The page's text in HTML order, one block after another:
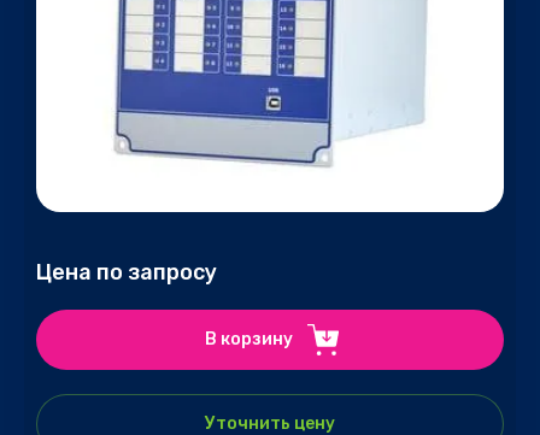
Цена по запросу
В корзину
Уточнить цену